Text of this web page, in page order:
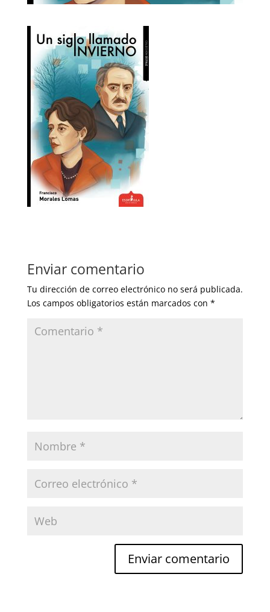
Enviar comentario
Tu dirección de correo electrónico no será publicada.
Los campos obligatorios están marcados con *